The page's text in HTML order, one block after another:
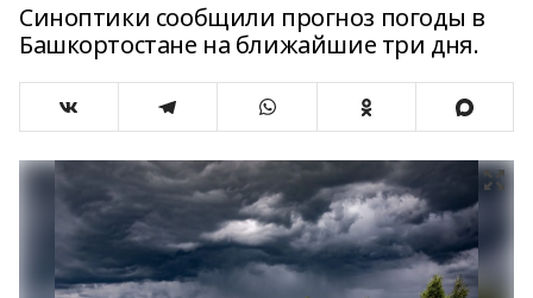
Синоптики сообщили прогноз погоды в
Башкортостане на ближайшие три дня.